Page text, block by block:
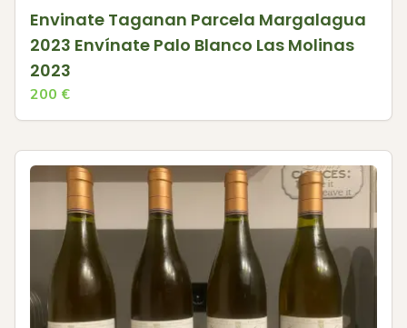
Envinate Taganan Parcela Margalagua
2023 Envínate Palo Blanco Las Molinas
2023
200 €